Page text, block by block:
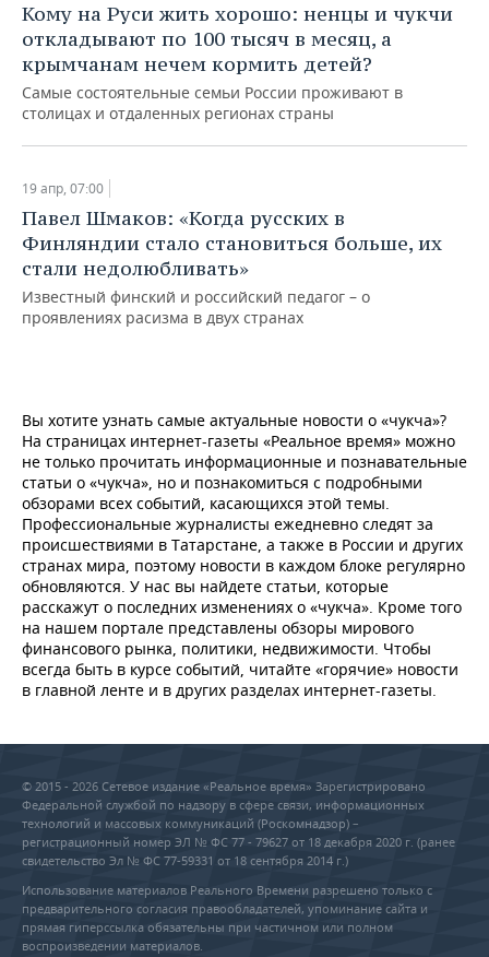
Кому на Руси жить хорошо: ненцы и чукчи
откладывают по 100 тысяч в месяц, а
крымчанам нечем кормить детей?
Самые состоятельные семьи России проживают в
столицах и отдаленных регионах страны
19 апр, 07:00
Павел Шмаков: «Когда русских в
Финляндии стало становиться больше, их
стали недолюбливать»
Известный финский и российский педагог – о
проявлениях расизма в двух странах
Вы хотите узнать самые актуальные новости о «чукча»?
На страницах интернет-газеты «Реальное время» можно
не только прочитать информационные и познавательные
статьи о «чукча», но и познакомиться с подробными
обзорами всех событий, касающихся этой темы.
Профессиональные журналисты ежедневно следят за
происшествиями в Татарстане, а также в России и других
странах мира, поэтому новости в каждом блоке регулярно
обновляются. У нас вы найдете статьи, которые
расскажут о последних изменениях о «чукча». Кроме того
на нашем портале представлены обзоры мирового
финансового рынка, политики, недвижимости. Чтобы
всегда быть в курсе событий, читайте «горячие» новости
в главной ленте и в других разделах интернет-газеты.
© 2015 - 2026 Сетевое издание «Реальное время» Зарегистрировано
Федеральной службой по надзору в сфере связи, информационных
технологий и массовых коммуникаций (Роскомнадзор) –
регистрационный номер ЭЛ № ФС 77 - 79627 от 18 декабря 2020 г. (ранее
свидетельство Эл № ФС 77-59331 от 18 сентября 2014 г.)
Использование материалов Реального Времени разрешено только с
предварительного согласия правообладателей, упоминание сайта и
прямая гиперссылка обязательны при частичном или полном
воспроизведении материалов.